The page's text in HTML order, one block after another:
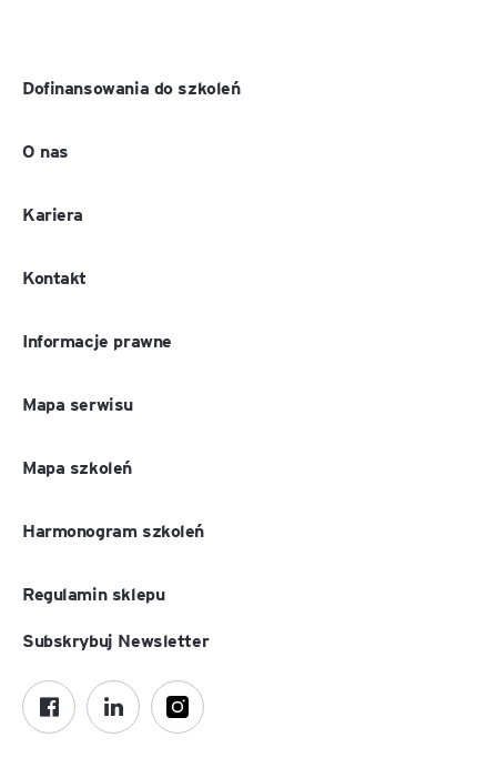
Dofinansowania do szkoleń
O nas
Kariera
Kontakt
Informacje prawne
Mapa serwisu
Mapa szkoleń
Harmonogram szkoleń
Regulamin sklepu
Subskrybuj Newsletter